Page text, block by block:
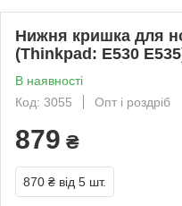
Нижня кришка для
(Thinkpad: E530
В наявності
Код: 3055
Опт і роздріб
879 ₴
870 ₴ від 5 шт.